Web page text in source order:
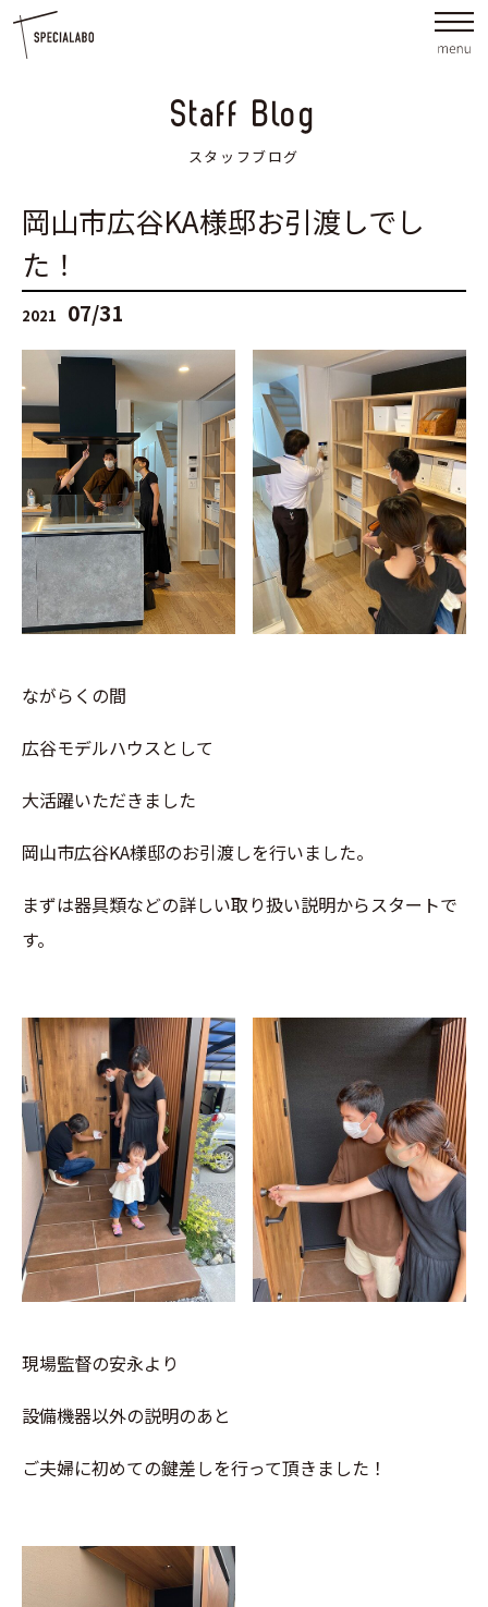
Staff Blog
スタッフブログ
岡山市広谷KA様邸お引渡しでし
た！
2021 07/31
ながらくの間
広谷モデルハウスとして
大活躍いただきました
岡山市広谷KA様邸のお引渡しを行いました。
まずは器具類などの詳しい取り扱い説明からスタートで
す。
現場監督の安永より
設備機器以外の説明のあと
ご夫婦に初めての鍵差しを行って頂きました！